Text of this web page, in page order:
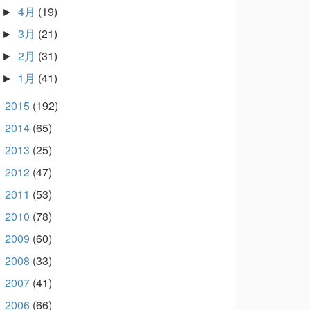
► 4月 (19)
► 3月 (21)
► 2月 (31)
► 1月 (41)
2015 (192)
2014 (65)
2013 (25)
2012 (47)
2011 (53)
2010 (78)
2009 (60)
2008 (33)
2007 (41)
2006 (66)